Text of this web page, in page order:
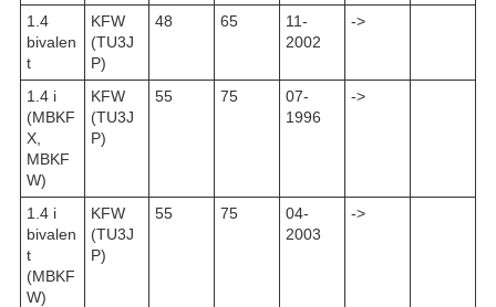
1.4
bivalen
t
KFW
(TU3J
P)
48 65
11-
2002
->
1.4 i
(MBKF
X,
MBKF
W)
KFW
(TU3J
P)
55 75
07-
1996
->
1.4 i
bivalen
t
(MBKF
W)
KFW
(TU3J
P)
55 75
04-
2003
->